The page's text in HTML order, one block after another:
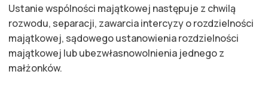
Ustanie wspólności majątkowej następuje z chwilą
rozwodu, separacji, zawarcia intercyzy o rozdzielności
majątkowej, sądowego ustanowienia rozdzielności
majątkowej lub ubezwłasnowolnienia jednego z
małżonków.